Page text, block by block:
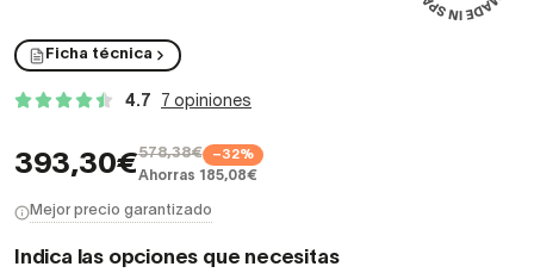
Ficha técnica
4.7 7 opiniones
393,30€578,38€ −32%
Ahorras 185,08€
Mejor precio garantizado
Indica las opciones que necesitas